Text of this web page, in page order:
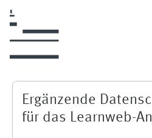
Ergänzende
für das Learnweb-